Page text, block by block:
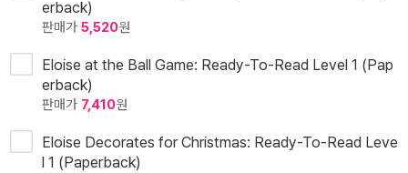
erback)
판매가 5,520원
Eloise at the Ball Game: Ready-To-Read Level 1 (Pap
erback)
판매가 7,410원
Eloise Decorates for Christmas: Ready-To-Read Leve
l 1 (Paperback)